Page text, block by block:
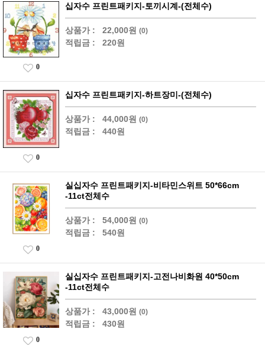
십자수 프린트패키지-토끼시계-(전체수)
상품가 : 22,000원 (0)
적립금 : 220원
0
십자수 프린트패키지-하트장미-(전체수)
상품가 : 44,000원 (0)
적립금 : 440원
0
실십자수 프린트패키지-비타민스위트 50*66cm
-11ct전체수
상품가 : 54,000원 (0)
적립금 : 540원
0
실십자수 프린트패키지-고전나비화원 40*50cm
-11ct전체수
상품가 : 43,000원 (0)
적립금 : 430원
0